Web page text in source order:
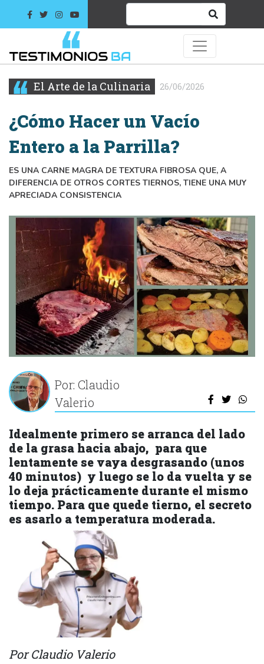
El Arte de la Culinaria 26/06/2026
¿Cómo Hacer un Vacío
Entero a la Parrilla?
ES UNA CARNE MAGRA DE TEXTURA FIBROSA QUE, A
DIFERENCIA DE OTROS CORTES TIERNOS, TIENE UNA MUY
APRECIADA CONSISTENCIA
Por: Claudio
Valerio
Idealmente primero se arranca del lado
de la grasa hacia abajo, para que
lentamente se vaya desgrasando (unos
40 minutos) y luego se lo da vuelta y se
lo deja prácticamente durante el mismo
tiempo. Para que quede tierno, el secreto
es asarlo a temperatura moderada.
Por Claudio Valerio